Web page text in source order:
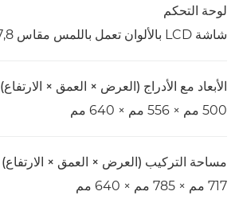
لوحة التحكم
شاشة LCD بالألوان تعمل باللمس مقاس 17,8 سم/7 بوصات
الأبعاد مع الأدراج (العرض × العمق × الارتفاع)
500 مم × 556 مم × 640 مم
مساحة التركيب (العرض × العمق × الارتفاع)
717 مم × 785 مم × 640 مم